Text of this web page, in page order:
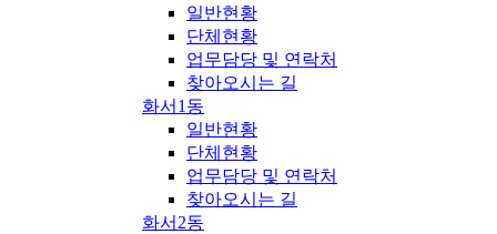
일반현황
단체현황
업무담당 및 연락처
찾아오시는 길
화서1동
일반현황
단체현황
업무담당 및 연락처
찾아오시는 길
화서2동